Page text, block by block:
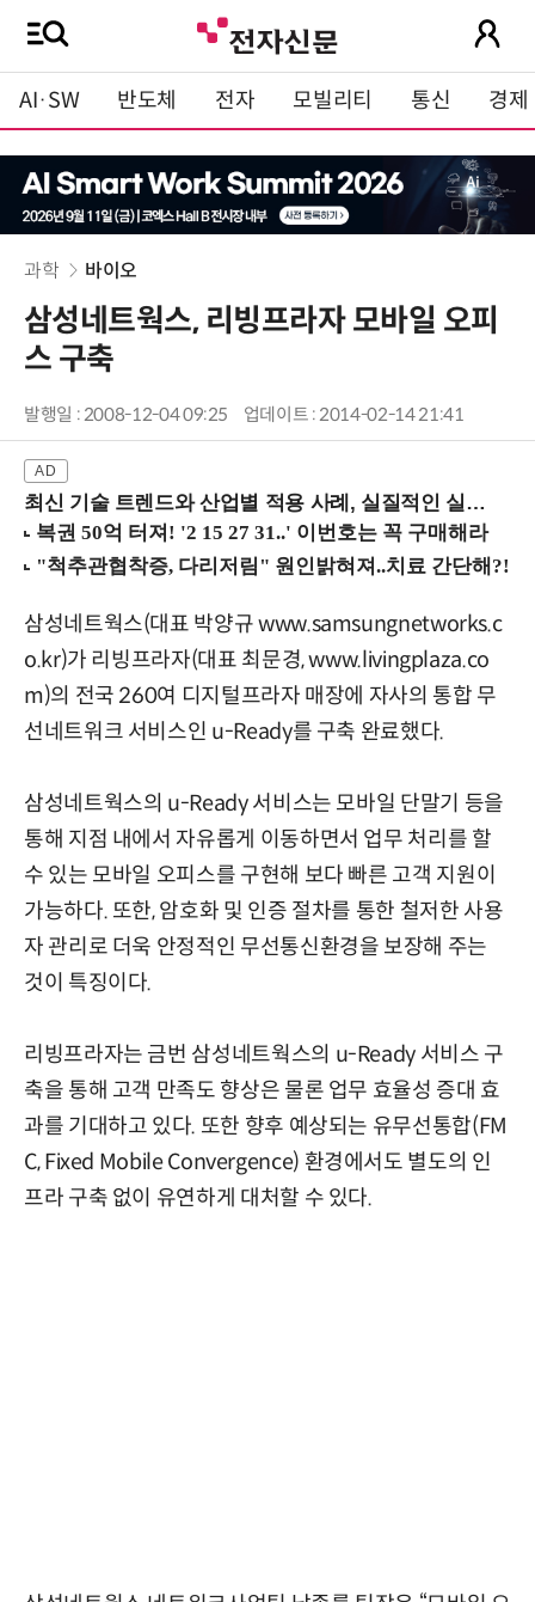
AI·SW 반도체 전자 모빌리티 통신 경제
과학 바이오
삼성네트웍스, 리빙프라자 모바일 오피
스 구축
발행일 : 2008-12-04 09:25 업데이트 : 2014-02-14 21:41
최신 기술 트렌드와 산업별 적용 사례, 실질적인 실행 전략을 공유 (9/18 양재역)
삼성네트웍스(대표 박양규 www.samsungnetworks.c
o.kr)가 리빙프라자(대표 최문경, www.livingplaza.co
m)의 전국 260여 디지털프라자 매장에 자사의 통합 무
선네트워크 서비스인 u-Ready를 구축 완료했다.
삼성네트웍스의 u-Ready 서비스는 모바일 단말기 등을
통해 지점 내에서 자유롭게 이동하면서 업무 처리를 할
수 있는 모바일 오피스를 구현해 보다 빠른 고객 지원이
가능하다. 또한, 암호화 및 인증 절차를 통한 철저한 사용
자 관리로 더욱 안정적인 무선통신환경을 보장해 주는
것이 특징이다.
리빙프라자는 금번 삼성네트웍스의 u-Ready 서비스 구
축을 통해 고객 만족도 향상은 물론 업무 효율성 증대 효
과를 기대하고 있다. 또한 향후 예상되는 유무선통합(FM
C, Fixed Mobile Convergence) 환경에서도 별도의 인
프라 구축 없이 유연하게 대처할 수 있다.